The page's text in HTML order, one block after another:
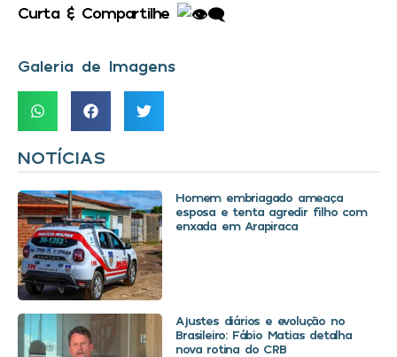
Curta & Compartilhe
Galeria de Imagens
NOTÍCIAS
Homem embriagado ameaça
esposa e tenta agredir filho com
enxada em Arapiraca
Ajustes diários e evolução no
Brasileiro: Fábio Matias detalha
nova rotina do CRB